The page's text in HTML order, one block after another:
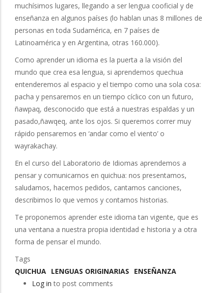
muchísimos lugares, llegando a ser lengua cooficial y de
enseñanza en algunos países (lo hablan unas 8 millones de
personas en toda Sudamérica, en 7 países de
Latinoamérica y en Argentina, otras 160.000).
Como aprender un idioma es la puerta a la visión del
mundo que crea esa lengua, si aprendemos quechua
entenderemos al espacio y el tiempo como una sola cosa:
pacha y pensaremos en un tiempo cíclico con un futuro,
ñawpaq, desconocido que está a nuestras espaldas y un
pasado,ñawqeq, ante los ojos. Si queremos correr muy
rápido pensaremos en ‘andar como el viento’ o
wayrakachay.
En el curso del Laboratorio de Idiomas aprendemos a
pensar y comunicarnos en quichua: nos presentamos,
saludamos, hacemos pedidos, cantamos canciones,
describimos lo que vemos y contamos historias.
Te proponemos aprender este idioma tan vigente, que es
una ventana a nuestra propia identidad e historia y a otra
forma de pensar el mundo.
Tags
QUICHUA LENGUAS ORIGINARIAS
ENSEÑANZA
Log in to post comments